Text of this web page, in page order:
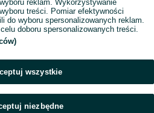
reklam. Wykorzystywanie
treści. Pomiar efektywności
do wyboru spersonalizowanych reklam.
doboru spersonalizowanych treści.
wszystkie
niezbędne